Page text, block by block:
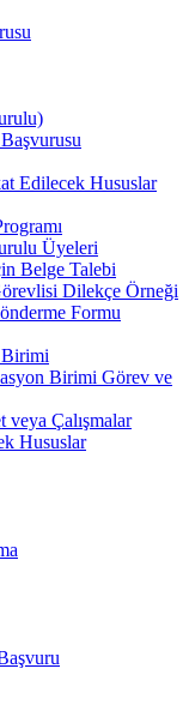
Edilecek Hususlar
Üyeleri
Belge Talebi
Dilekçe Örneği
Formu
Birimi Görev ve
Çalışmalar
Hususlar